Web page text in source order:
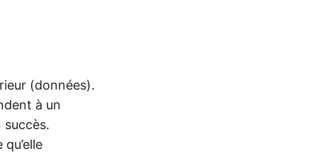
(données).
à un
succès.